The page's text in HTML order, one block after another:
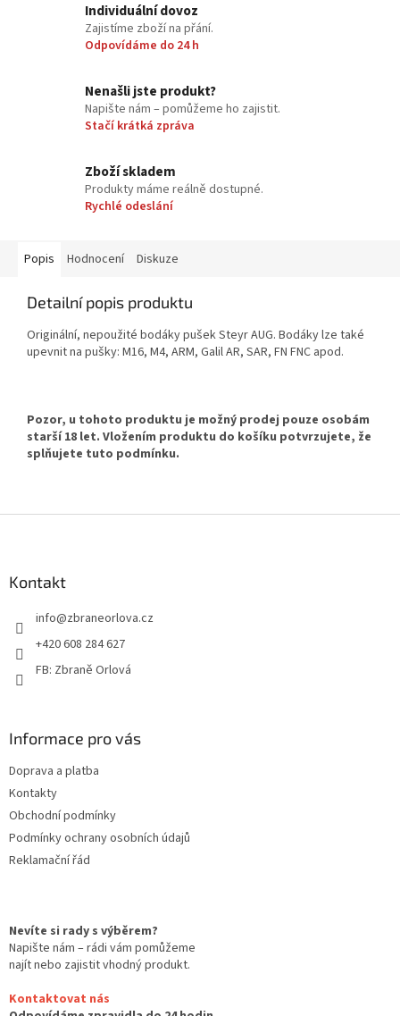
Individuální dovoz
Zajistíme zboží na přání.
Odpovídáme do 24 h
Nenašli jste produkt?
Napište nám – pomůžeme ho zajistit.
Stačí krátká zpráva
Zboží skladem
Produkty máme reálně dostupné.
Rychlé odeslání
Popis Hodnocení Diskuze
Detailní popis produktu
Originální, nepoužité bodáky pušek Steyr AUG. Bodáky lze také
upevnit na pušky: M16, M4, ARM, Galil AR, SAR, FN FNC apod.
Pozor, u tohoto produktu je možný prodej pouze osobám
starší 18 let. Vložením produktu do košíku potvrzujete, že
splňujete tuto podmínku.
Kontakt
info@zbraneorlova.cz
+420 608 284 627
FB: Zbraně Orlová
Informace pro vás
Doprava a platba
Kontakty
Obchodní podmínky
Podmínky ochrany osobních údajů
Reklamační řád
Nevíte si rady s výběrem?
Napište nám – rádi vám pomůžeme
najít nebo zajistit vhodný produkt.
Kontaktovat nás